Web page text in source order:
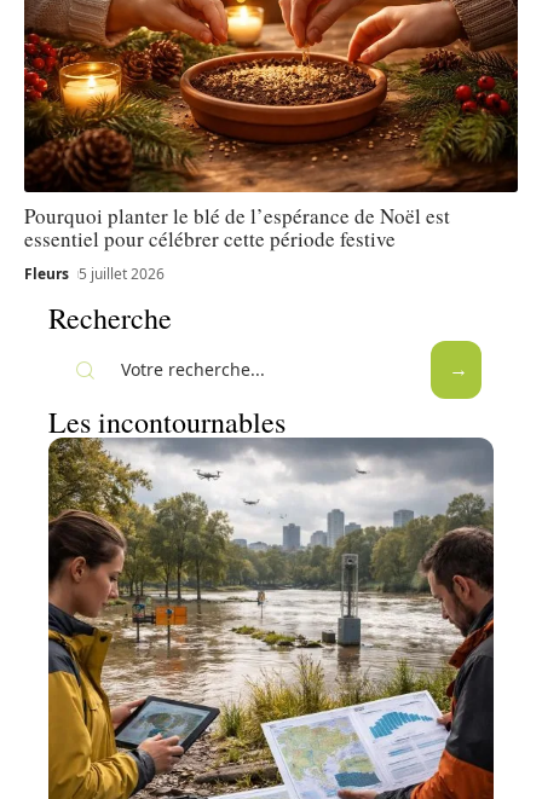
Pourquoi planter le blé de l’espérance de Noël est
essentiel pour célébrer cette période festive
Fleurs 5 juillet 2026
Recherche
Les incontournables